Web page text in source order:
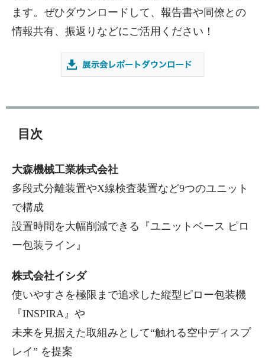
ます。ぜひダウンロードして、報告書や同僚との
情報共有、振返りなどにご活用ください！
目次
大森機械工業株式会社
多段式分離装置やX線検査装置など9つのユニット
で構成
設置時間を大幅削減できる『ユニットベース ピロ
ー包装ライン』
株式会社イシダ
使いやすさを極限まで追求した縦型ピロー包装機
『INSPIRA』や
未来を見据えた取組みとして“触れる空中ディスプ
レイ” を提案